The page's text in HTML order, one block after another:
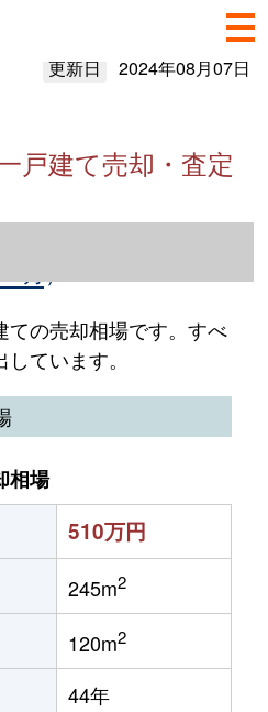
更新日 2024年08月07日
戸建て売却・査定
て売却情報（2023年1
ての売却相場です。すべ
ています。
相場
510万円
245m2
120m2
44年